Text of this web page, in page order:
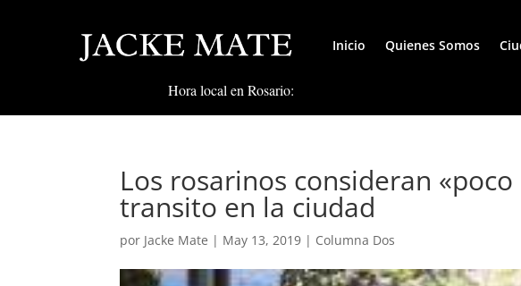
Inicio Quienes Somos
Hora local en Rosario:
Los rosarinos consideran
transito en la ciudad
por Jacke Mate | May 13, 2019 | Columna Dos